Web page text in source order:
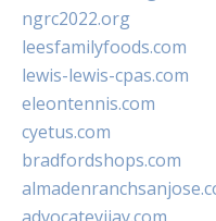
ngrc2022.org
leesfamilyfoods.com
lewis-lewis-cpas.com
eleontennis.com
cyetus.com
bradfordshops.com